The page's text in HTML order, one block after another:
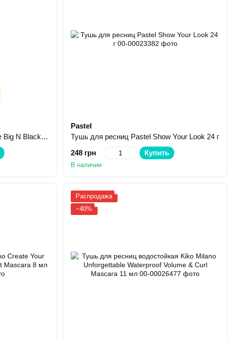
Тушь для ресниц Pastel Unice Big N Black 12 мл
Pastel
Тушь для ресниц Pastel Show Your Look 24 г
248 грн
Купить
В наличии
Распродажа
−40%